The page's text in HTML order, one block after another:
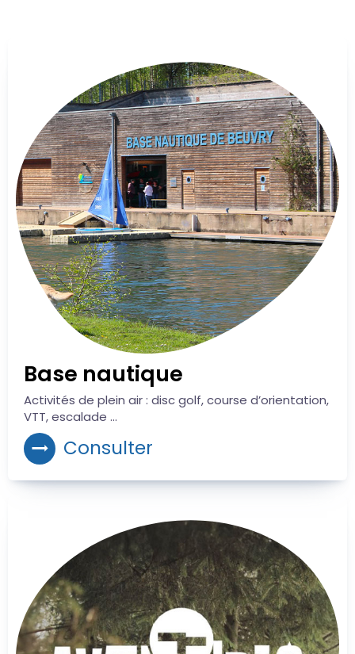
Base nautique
Activités de plein air : disc golf, course d’orientation,
VTT, escalade ...
Consulter